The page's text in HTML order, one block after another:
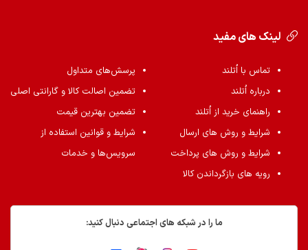
لینک های مفید
تماس با اُتلند
درباره اُتلند
راهنمای خرید از اُتلند
شرایط و روش های ارسال
شرایط و روش های پرداخت
رویه های بازگرداندن کالا
پرسش‌های متداول
تضمین اصالت کالا و گارانتی اصلی
تضمین بهترین قیمت
شرایط و قوانین استفاده از
سرویس‌ها و خدمات
ما را در شبکه های اجتماعی دنبال کنید: